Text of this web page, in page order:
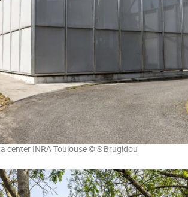
center INRA Toulouse © S Brugidou